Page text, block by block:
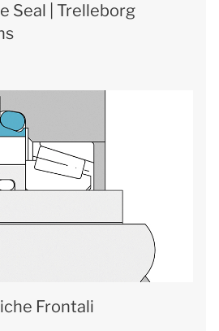
Seal | Trelleborg
Frontali